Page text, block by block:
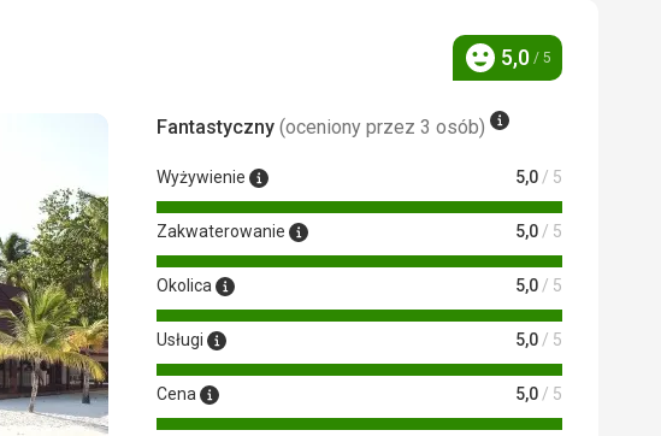
Ocena
5,0 / 5
Fantastyczny (oceniony przez 3 osób)
Wyżywienie 5,0/ 5
Zakwaterowanie 5,0/ 5
Okolica 5,0/ 5
Usługi 5,0/ 5
Cena 5,0/ 5